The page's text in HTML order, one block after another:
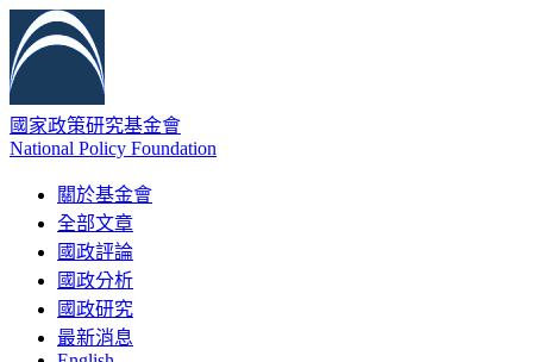
國家政策研究基金會
National Policy Foundation
關於基金會
全部文章
國政評論
國政分析
國政研究
最新消息